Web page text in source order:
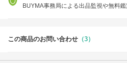
BUYMA事務局による出品監視や無料
この商品のお問い合わせ （3）